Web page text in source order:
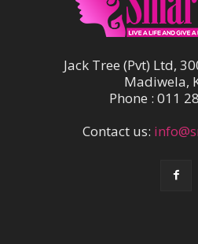
Jack Tree (Pvt) Ltd,
Madiwela,
Phone : 011
Contact us: